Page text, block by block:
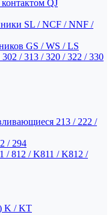
QJ
SL / NCF / NNF /
GS / WS / LS
/ 313 / 320 / 322 / 330
213 / 222 /
/ 294
/ 812 / K811 / K812 /
K / KT